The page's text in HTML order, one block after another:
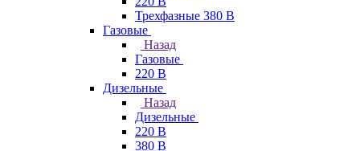
Трехфазные 380 В
Газовые
Назад
Газовые
220 В
Дизельные
Назад
Дизельные
220 В
380 В